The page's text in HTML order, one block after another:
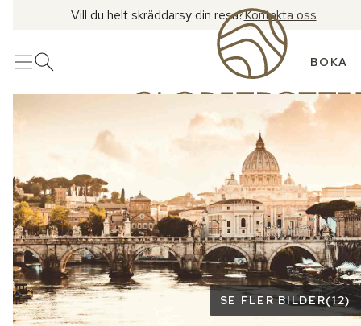
Vill du helt skräddarsy din resa?Kontakta oss
MenyÖppna sök BOKA
Se fler bilder
SE FLER BILDER(12)